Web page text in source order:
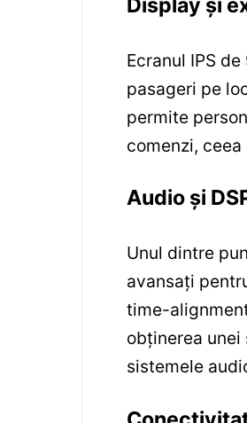
Ecranul IPS
pasageri pe
permite
comenzi,
Audio și
Unul dintre
avansați
time-
obținerea
sistemele